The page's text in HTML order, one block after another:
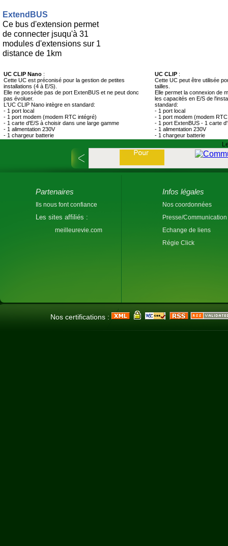
ExtendBUS
Ce bus d'extension permet
de connecter jsuqu'à 31
modules d'extensions sur 1
distance de 1km
UC CLIP Nano :
Cette UC est préconisé pour la gestion de petites
installations (4 à E/S).
Elle ne possède pas de port ExtenBUS et ne peut donc
pas évoluer.
L'UC CLIP Nano intègre en standard:
- 1 port local
- 1 port modem (modem RTC intégré)
- 1 carte d'E/S à choisir dans une large gamme
- 1 alimentation 230V
- 1 chargeur batterie
UC CLIP :
Cette UC peut être utilisée
tailles.
Elle permet la connexion de
les capacités en E/S de
standard:
- 1 port local
- 1 port modem (modem
- 1 port ExtenBUS - 1 carte
- 1 alimentation 230V
- 1 chargeur batterie
Partenaires
Ils nous font confiance
Les sites affiliés :
meilleurevie.com
Infos légales
Nos coordonnées
Presse/Communication
Echange de liens
Régie Click
Nos certifications :